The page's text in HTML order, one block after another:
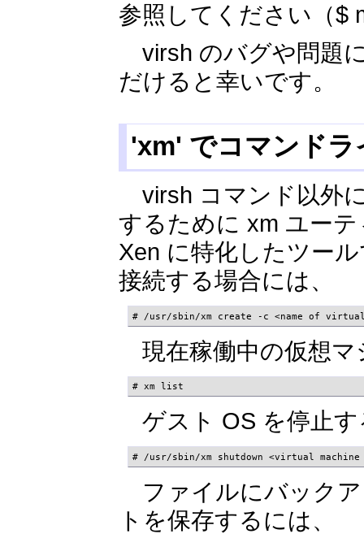
参照してください（$
virsh のバグや問題
だけると幸いです。
'xm' でコマンド
virsh コマンド以外
するために xm ユー
Xen に特化したツー
接続する場合には、
# /usr/sbin/xm create -c <name of
現在稼働中の仮想マ
# xm list
ゲスト OS を停止す
# /usr/sbin/xm shutdown <virtual machine
ファイルにバックア
トを保存するには、